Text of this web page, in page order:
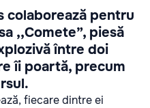
colaborează pentru
,,Comete”, piesă
între doi
îi poartă, precum
fiecare dintre ei